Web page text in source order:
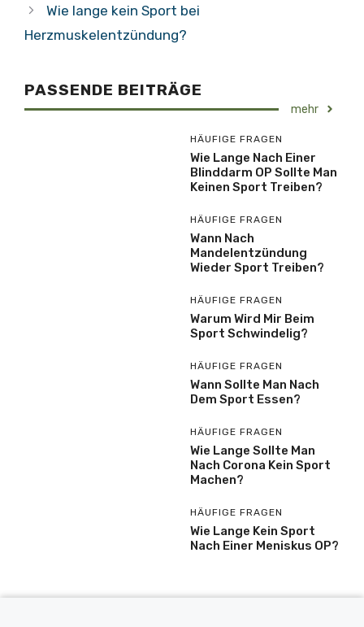
Wie lange kein Sport bei
Herzmuskelentzündung?
PASSENDE BEITRÄGE
mehr
HÄUFIGE FRAGEN
Wie Lange Nach Einer
Blinddarm OP Sollte Man
Keinen Sport Treiben?
HÄUFIGE FRAGEN
Wann Nach
Mandelentzündung
Wieder Sport Treiben?
HÄUFIGE FRAGEN
Warum Wird Mir Beim
Sport Schwindelig?
HÄUFIGE FRAGEN
Wann Sollte Man Nach
Dem Sport Essen?
HÄUFIGE FRAGEN
Wie Lange Sollte Man
Nach Corona Kein Sport
Machen?
HÄUFIGE FRAGEN
Wie Lange Kein Sport
Nach Einer Meniskus OP?